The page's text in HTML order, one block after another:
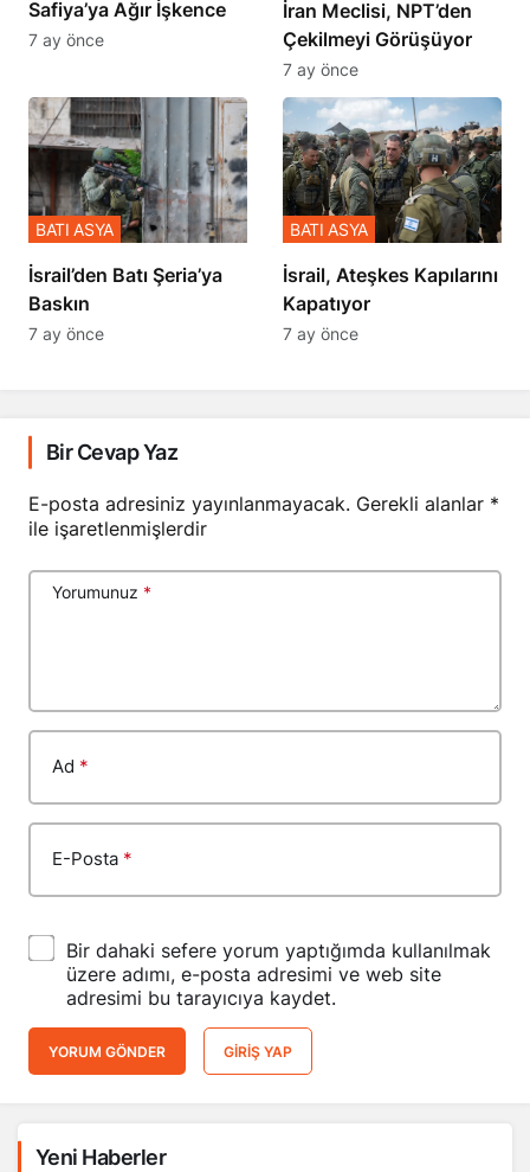
Safiya’ya Ağır İşkence
7 ay önce
İran Meclisi, NPT’den
Çekilmeyi Görüşüyor
7 ay önce
​​​​​​​İsrail’den Batı Şeria’ya
Baskın
BATI ASYA
7 ay önce
İsrail, Ateşkes Kapılarını
Kapatıyor
BATI ASYA
7 ay önce
Bir Cevap Yaz
E-posta adresiniz yayınlanmayacak. Gerekli alanlar *
ile işaretlenmişlerdir
Yorumunuz *
Ad *
E-Posta *
Bir dahaki sefere yorum yaptığımda kullanılmak
üzere adımı, e-posta adresimi ve web site
adresimi bu tarayıcıya kaydet.
YORUM GÖNDER GIRIŞ YAP
Yeni Haberler